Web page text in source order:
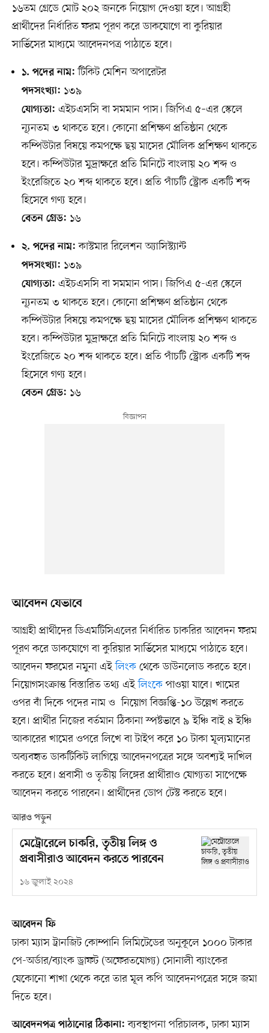
১৬তম গ্রেডে মোট ২০২ জনকে নিয়োগ দেওয়া হবে। আগ্রহী
প্রার্থীদের নির্ধারিত ফরম পূরণ করে ডাকযোগে বা কুরিয়ার
সার্ভিসের মাধ্যমে আবেদনপত্র পাঠাতে হবে।
১. পদের নাম: টিকিট মেশিন অপারেটর
পদসংখ্যা: ১৩৯
যোগ্যতা: এইচএসসি বা সমমান পাস। জিপিএ ৫–এর স্কেলে
ন্যূনতম ৩ থাকতে হবে। কোনো প্রশিক্ষণ প্রতিষ্ঠান থেকে
কম্পিউটার বিষয়ে কমপক্ষে ছয় মাসের মৌলিক প্রশিক্ষণ থাকতে
হবে। কম্পিউটার মুদ্রাক্ষরে প্রতি মিনিটে বাংলায় ২০ শব্দ ও
ইংরেজিতে ২০ শব্দ থাকতে হবে। প্রতি পাঁচটি স্ট্রোক একটি শব্দ
হিসেবে গণ্য হবে।
বেতন গ্রেড: ১৬
২. পদের নাম: কাস্টমার রিলেশন অ্যাসিস্ট্যান্ট
পদসংখ্যা: ১৩৯
যোগ্যতা: এইচএসসি বা সমমান পাস। জিপিএ ৫-এর স্কেলে
ন্যূনতম ৩ থাকতে হবে। কোনো প্রশিক্ষণ প্রতিষ্ঠান থেকে
কম্পিউটার বিষয়ে কমপক্ষে ছয় মাসের মৌলিক প্রশিক্ষণ থাকতে
হবে। কম্পিউটার মুদ্রাক্ষরে প্রতি মিনিটে বাংলায় ২০ শব্দ ও
ইংরেজিতে ২০ শব্দ থাকতে হবে। প্রতি পাঁচটি স্ট্রোক একটি শব্দ
হিসেবে গণ্য হবে।
বেতন গ্রেড: ১৬
আবেদন যেভাবে
আগ্রহী প্রার্থীদের ডিএমটিসিএলের নির্ধারিত চাকরির আবেদন ফরম
পূরণ করে ডাকযোগে বা কুরিয়ার সার্ভিসের মাধ্যমে পাঠাতে হবে।
আবেদন ফরমের নমুনা এইলিংকথেকে ডাউনলোড করতে হবে।
নিয়োগসংক্রান্ত বিস্তারিত তথ্য এইলিংকেপাওয়া যাবে। খামের
ওপর বাঁ দিকে পদের নাম ও নিয়োগ বিজ্ঞপ্তি-১০ উল্লেখ করতে
হবে। প্রার্থীর নিজের বর্তমান ঠিকানা স্পষ্টভাবে ৯ ইঞ্চি বাই ৪ ইঞ্চি
আকারের খামের ওপরে লিখে বা টাইপ করে ১০ টাকা মূল্যমানের
অব্যবহৃত ডাকটিকিট লাগিয়ে আবেদনপত্রের সঙ্গে অবশ্যই দাখিল
করতে হবে। প্রবাসী ও তৃতীয় লিঙ্গের প্রার্থীরাও যোগ্যতা সাপেক্ষে
আবেদন করতে পারবেন। প্রার্থীদের ডোপ টেস্ট করতে হবে।
আরও পড়ুন
মেট্রোরেলে চাকরি, তৃতীয় লিঙ্গ ও
প্রবাসীরাও আবেদন করতে পারবেন
১৬ জুলাই ২০২৪
আবেদন ফি
ঢাকা ম্যাস ট্রানজিট কোম্পানি লিমিটেডের অনুকূলে ১০০০ টাকার
পে-অর্ডার/ব্যাংক ড্রাফট (অফেরতযোগ্য) সোনালী ব্যাংকের
যেকোনো শাখা থেকে করে তার মূল কপি আবেদনপত্রের সঙ্গে জমা
দিতে হবে।
আবেদনপত্র পাঠানোর ঠিকানা: ব্যবস্থাপনা পরিচালক, ঢাকা ম্যাস